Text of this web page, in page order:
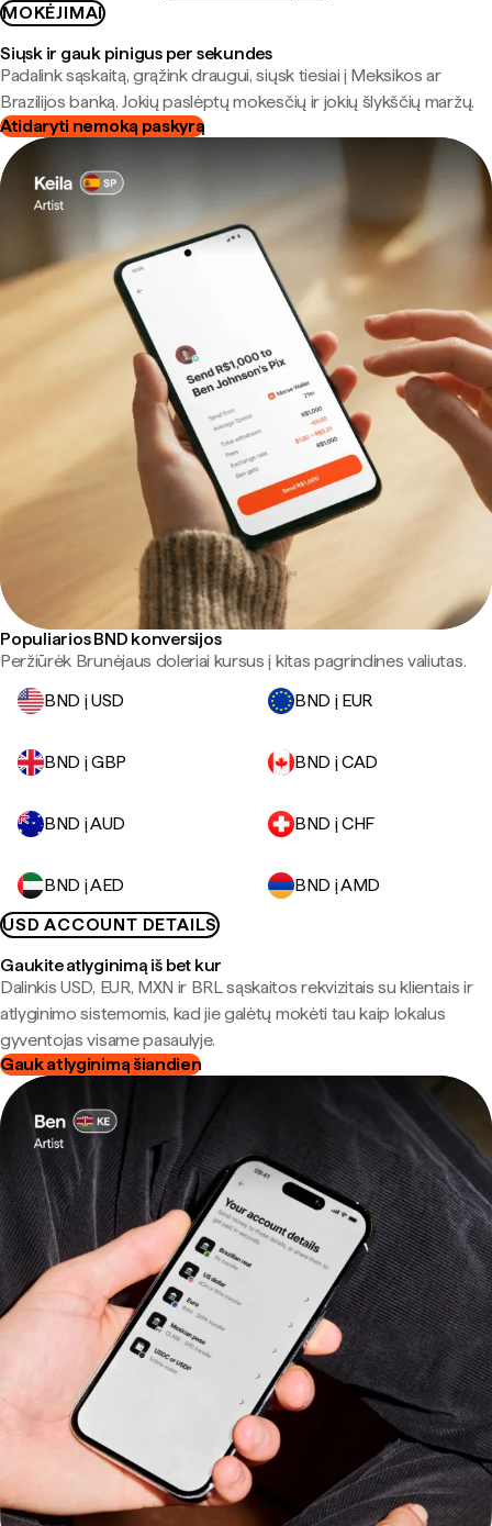
MOKĖJIMAI
Siųsk ir gauk pinigus per sekundes
Padalink sąskaitą, grąžink draugui, siųsk tiesiai į Meksikos ar
Brazilijos banką. Jokių paslėptų mokesčių ir jokių šlykščių maržų.
Atidaryti nemoką paskyrą
Populiarios BND konversijos
Peržiūrėk Brunėjaus doleriai kursus į kitas pagrindines valiutas.
BND į USD
BND į EUR
BND į GBP BND į CAD
BND į AUD BND į CHF
BND į AED
BND į AMD
USD ACCOUNT DETAILS
Gaukite atlyginimą iš bet kur
Dalinkis USD, EUR, MXN ir BRL sąskaitos rekvizitais su klientais ir
atlyginimo sistemomis, kad jie galėtų mokėti tau kaip lokalus
gyventojas visame pasaulyje.
Gauk atlyginimą šiandien